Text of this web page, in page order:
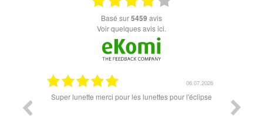
basé sur5459 avis
Voir quelques avis ici.
06.07.2026
Super lunette merci pour les lunettes pour l'éclipse